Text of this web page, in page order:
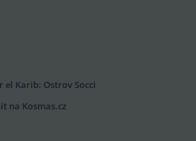
el Karib: Ostrov Socci
na Kosmas.cz